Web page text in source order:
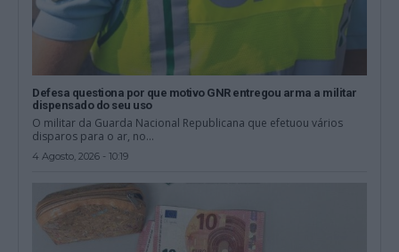
Defesa questiona por que motivo GNR entregou arma a militar
dispensado do seu uso
O militar da Guarda Nacional Republicana que efetuou vários
disparos para o ar, no...
4 Agosto, 2026 - 10:19